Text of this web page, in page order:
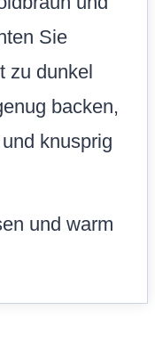
Sie
zu dunkel
backen,
knusprig
und warm